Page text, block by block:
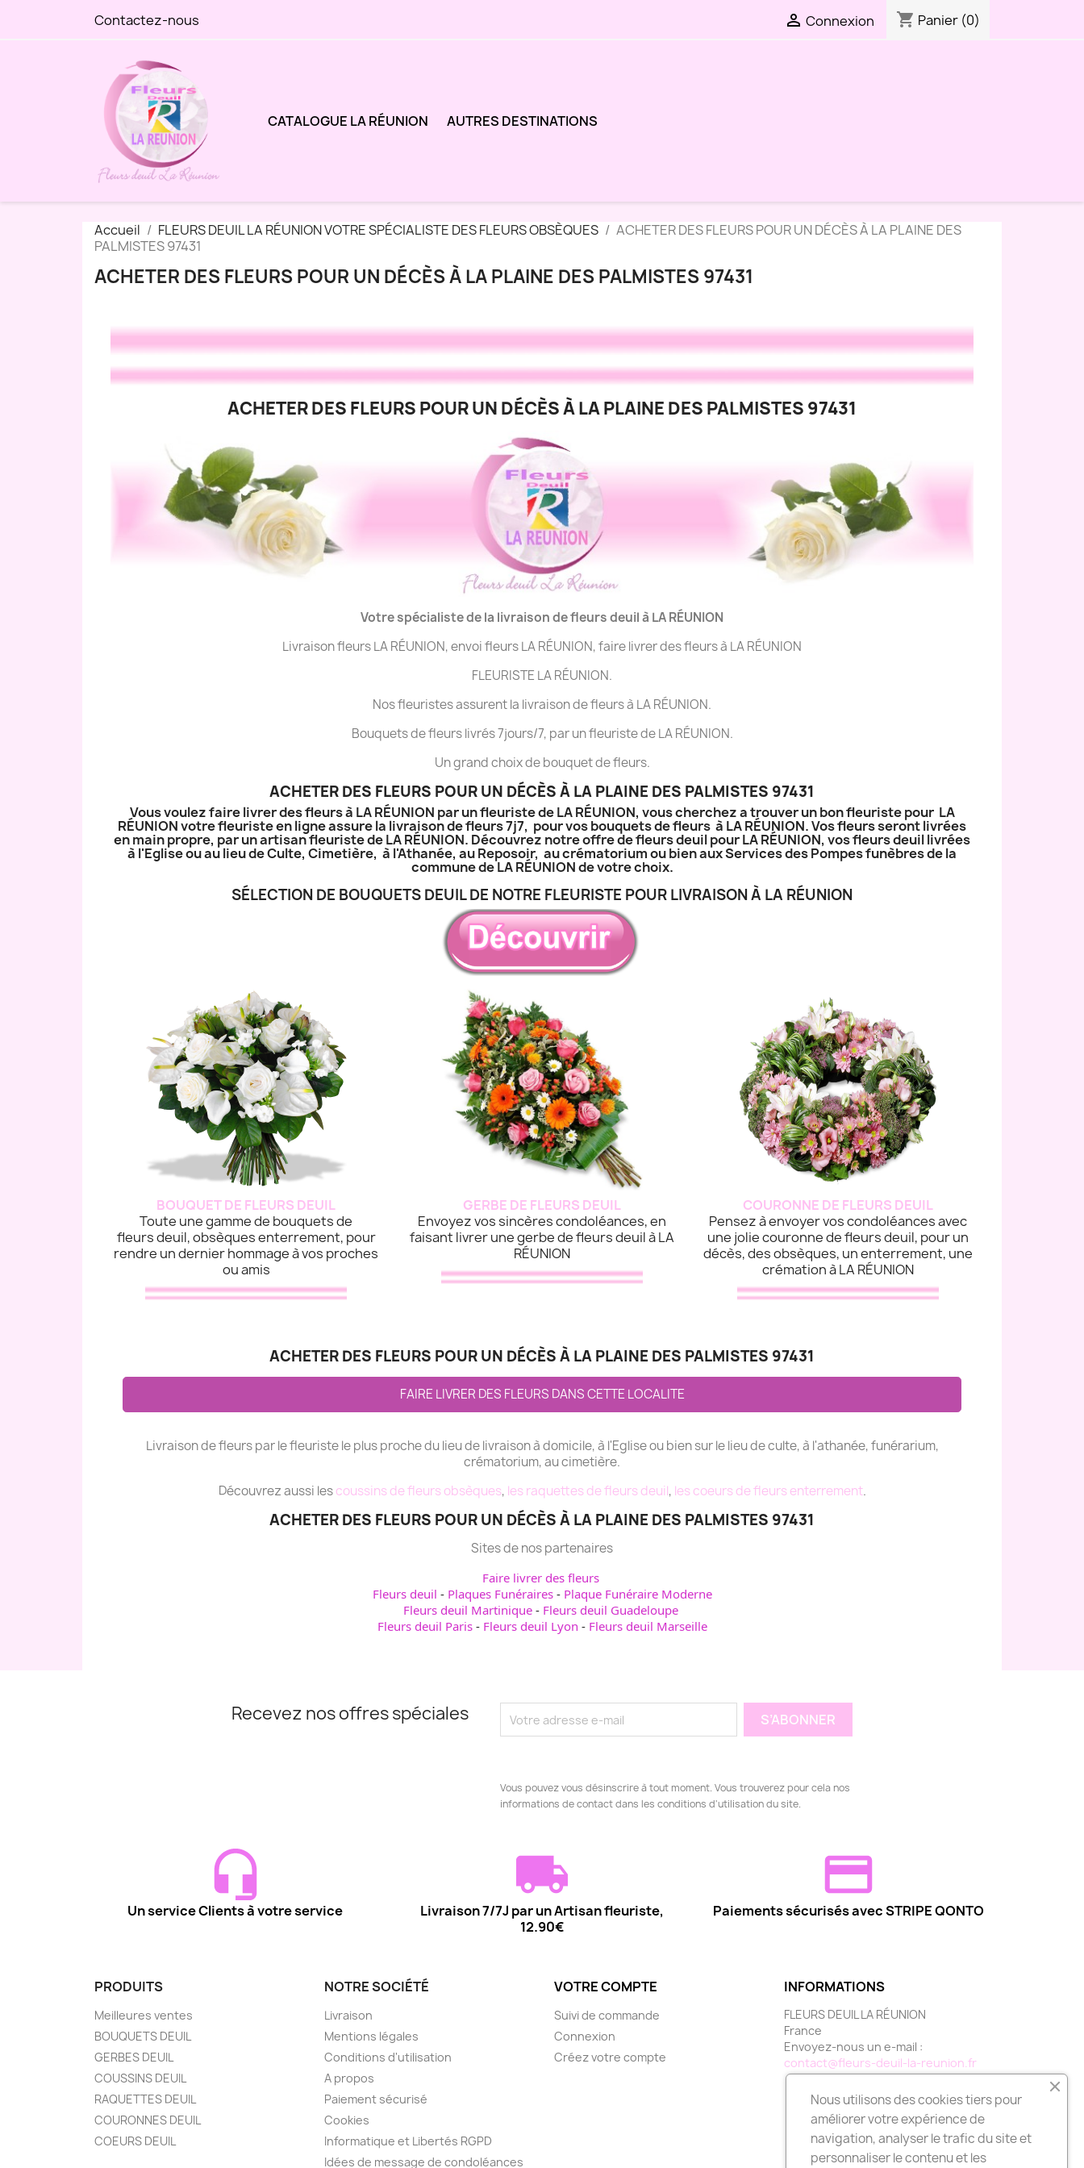
Contactez-nous  Connexion shopping_cart Panier (0)
CATALOGUE LA RÉUNION AUTRES DESTINATIONS
Accueil FLEURS DEUIL LA RÉUNION VOTRE SPÉCIALISTE DES FLEURS OBSÈQUES
ACHETER DES FLEURS POUR UN DÉCÈS À LA PLAINE DES
PALMISTES 97431
ACHETER DES FLEURS POUR UN DÉCÈS À LA PLAINE DES PALMISTES 97431
ACHETER DES FLEURS POUR UN DÉCÈS À LA PLAINE DES PALMISTES 97431
Votre spécialiste de la livraison de fleurs deuil à LARÉUNION
Livraison fleurs LA RÉUNION, envoi fleurs LA RÉUNION, faire livrer des fleurs à LA RÉUNION
FLEURISTE LA RÉUNION.
Nos fleuristes assurent la livraison de fleurs à LA RÉUNION.
Bouquets de fleurs livrés 7jours/7, par un fleuriste de LA RÉUNION.
Un grand choix de bouquet de fleurs.
ACHETER DES FLEURS POUR UN DÉCÈS À LA PLAINE DES PALMISTES 97431
Vous voulez faire livrer des fleurs à LA RÉUNION par un fleuriste de LA RÉUNION, vous cherchez a trouver un bon fleuriste pour LA
RÉUNION votre fleuriste en ligne assure la livraison de fleurs 7j7, pour vos bouquets de fleurs à LA RÉUNION. Vos fleurs seront livrées
en main propre, par un artisan fleuriste de LA RÉUNION. Découvrez notre offre de fleurs deuil pour LA RÉUNION, vos fleurs deuil livrées
à l'Eglise ou au lieu de Culte, Cimetière, à l'Athanée, au Reposoir, au crématorium ou bien aux Services des Pompes funèbres de la
commune de LA RÉUNION de votre choix.
SÉLECTION DE BOUQUETS DEUIL DE NOTRE FLEURISTE POUR LIVRAISON À LA RÉUNION
BOUQUET DE FLEURS DEUIL
Toute une gamme de bouquets de
fleurs deuil, obsèques enterrement, pour
rendre un dernier hommage à vos proches
ou amis
GERBE DE FLEURS DEUIL
Envoyez vos sincères condoléances, en
faisant livrer une gerbe de fleurs deuil à LA
RÉUNION
COURONNE DE FLEURS DEUIL
Pensez à envoyer vos condoléances avec
une jolie couronne de fleurs deuil, pour un
décès, des obsèques, un enterrement, une
crémation à LA RÉUNION
ACHETER DES FLEURS POUR UN DÉCÈS À LA PLAINE DES PALMISTES 97431
FAIRE LIVRER DES FLEURS DANS CETTE LOCALITE
Livraison de fleurs par le fleuriste le plus proche du lieu de livraison à domicile, à l'Eglise ou bien sur le lieu de culte, à l'athanée, funérarium,
crématorium, au cimetière.
Découvrez aussi lescoussins de fleurs obsèques, les raquettes de fleurs deuil, les coeurs de fleurs enterrement.
ACHETER DES FLEURS POUR UN DÉCÈS À LA PLAINE DES PALMISTES 97431
Sites de nos partenaires
Faire livrer des fleurs
Fleurs deuil - Plaques Funéraires- Plaque Funéraire Moderne
Fleurs deuil Martinique- Fleurs deuil Guadeloupe
Fleurs deuil Paris- Fleurs deuil Lyon - Fleurs deuil Marseille
Recevez nos offres spéciales
Vous pouvez vous désinscrire à tout moment. Vous trouverez pour cela nos
informations de contact dans les conditions d'utilisation du site.
Un service Clients à votre service
Livraison 7/7J par un Artisan fleuriste,
12.90€
Paiements sécurisés avec STRIPE QONTO
PRODUITS
Meilleures ventes
BOUQUETS DEUIL
GERBES DEUIL
COUSSINS DEUIL
RAQUETTES DEUIL
COURONNES DEUIL
COEURS DEUIL
NOTRE SOCIÉTÉ
Livraison
Mentions légales
Conditions d'utilisation
A propos
Paiement sécurisé
Cookies
Informatique et Libertés RGPD
Idées de message de condoléances
VOTRE COMPTE
Suivi de commande
Connexion
Créez votre compte
INFORMATIONS
FLEURS DEUIL LA RÉUNION
France
Envoyez-nous un e-mail :
contact@fleurs-deuil-la-reunion.fr
Nous utilisons des cookies tiers pour
améliorer votre expérience de
navigation, analyser le trafic du site et
personnaliser le contenu et les